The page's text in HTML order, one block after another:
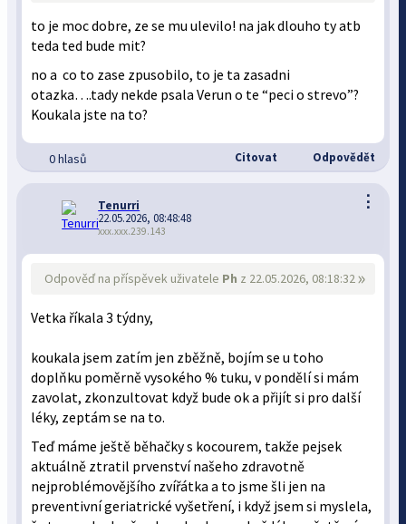
to je moc dobre, ze se mu ulevilo! na jak dlouho ty atb
teda ted bude mit?
no a co to zase zpusobilo, to je ta zasadni
otazka….tady nekde psala Verun o te “peci o strevo”?
Koukala jste na to?
0 hlasů Citovat Odpovědět
⋮
Tenurri
22.05.2026, 08:48:48
xxx.xxx.239.143
»
Odpověď na příspěvek uživatele Ph z 22.05.2026, 08:18:32
Vetka říkala 3 týdny,
koukala jsem zatím jen zběžně, bojím se u toho
doplňku poměrně vysokého % tuku, v pondělí si mám
zavolat, zkonzultovat když bude ok a přijít si pro další
léky, zeptám se na to.
Teď máme ještě běhačky s kocourem, takže pejsek
aktuálně ztratil prvenství našeho zdravotně
nejproblémovějšího zvířátka a to jsme šli jen na
preventivní geriatrické vyšetření, i když jsem si myslela,